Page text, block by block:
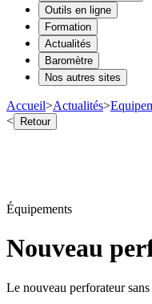
Outils en ligne
Formation
Actualités
Baromètre
Nos autres sites
Accueil>Actualités>
< Retour
Équipements
Nouveau
Le nouveau perforateur